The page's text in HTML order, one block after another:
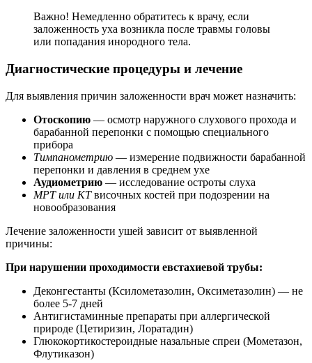
Важно! Немедленно обратитесь к врачу, если
заложенность уха возникла после травмы головы
или попадания инородного тела.
Диагностические процедуры и лечение
Для выявления причин заложенности врач может назначить:
Отоскопию — осмотр наружного слухового прохода и
барабанной перепонки с помощью специального
прибора
Тимпанометрию — измерение подвижности барабанной
перепонки и давления в среднем ухе
Аудиометрию — исследование остроты слуха
МРТ или КТвисочных костей при подозрении на
новообразования
Лечение заложенности ушей зависит от выявленной
причины:
При нарушении проходимости евстахиевой трубы:
Деконгестанты (Ксилометазолин, Оксиметазолин) — не
более 5-7 дней
Антигистаминные препараты при аллергической
природе (Цетиризин, Лоратадин)
Глюкокортикостероидные назальные спреи (Мометазон,
Флутиказон)